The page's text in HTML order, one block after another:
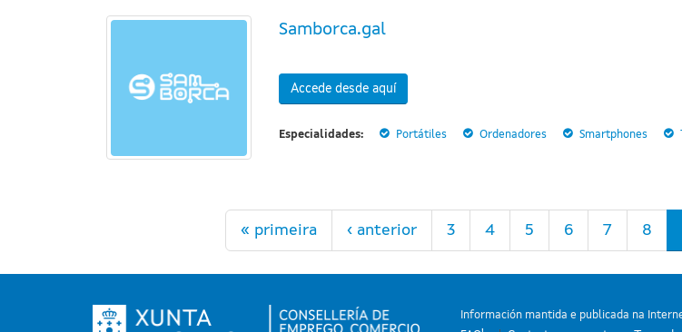
Samborca.gal
Accede desde aquí
Especialidades: Portátiles Ordenadores Smartphones
« primeira ‹ anterior 3 4 5 6 7 8
Información mantida e publicada na